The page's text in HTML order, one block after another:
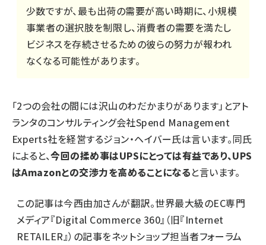
少数ですが、最も出荷の需要が高い時期に、小規模
事業者の選択肢を制限し、消費者の需要を満たし
ビジネスを存続させるための彼らの努力が報われ
なくなる可能性があります。
「2つの会社の間には沢山のわだかまりがあります」とアト
ランタのコンサルティング会社Spend Management
Experts社を経営するジョン・ヘイバー氏は言います。同氏
によると、今回の揉め事はUPSにとっては有益であり、UPS
はAmazonとの交渉力を高めることになると言います。
この記事は今西由加さんが翻訳。世界最大級のEC専門
メディア『Digital Commerce 360』（旧『Internet
RETAILER』）の記事をネットショップ担当者フォーラム